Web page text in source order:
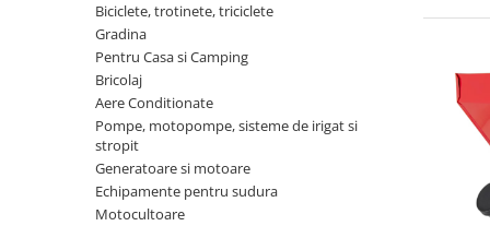
Scutere electrice
Scutere pe benzina
Tricicluri cargo fara permis
Tricicluri persoane
Trotinete electrice
Biciclete, trotinete, triciclete
Biciclete electrice
Biciclete, trotinete, triciclete
Gradina
Pentru Casa si Camping
Bricolaj
Aere Conditionate
Pompe, motopompe, sisteme de irigat si
stropit
Generatoare si motoare
Echipamente pentru sudura
Motocultoare